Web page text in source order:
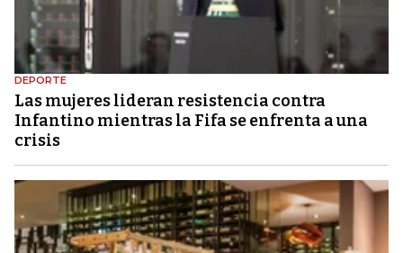
DEPORTE
Las mujeres lideran resistencia contra
Infantino mientras la Fifa se enfrenta a una
crisis